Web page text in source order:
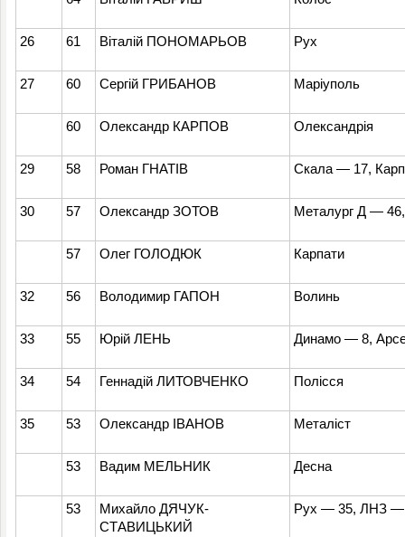
26 61 Віталій ПОНОМАРЬОВ Рух
27 60 Сергій ГРИБАНОВ Маріуполь
60 Олександр КАРПОВ Олександрія
29 58 Роман ГНАТІВ Скала — 17,
30 57 Олександр ЗОТОВ Металург Д —
57 Олег ГОЛОДЮК Карпати
32 56 Володимир ГАПОН Волинь
33 55 Юрій ЛЕНЬ Динамо — 8,
34 54 Геннадій ЛИТОВЧЕНКО Полісся
35 53 Олександр ІВАНОВ Металіст
53 Вадим МЕЛЬНИК Десна
53
Михайло ДЯЧУК-
СТАВИЦЬКИЙ
Рух — 35, ЛНЗ —